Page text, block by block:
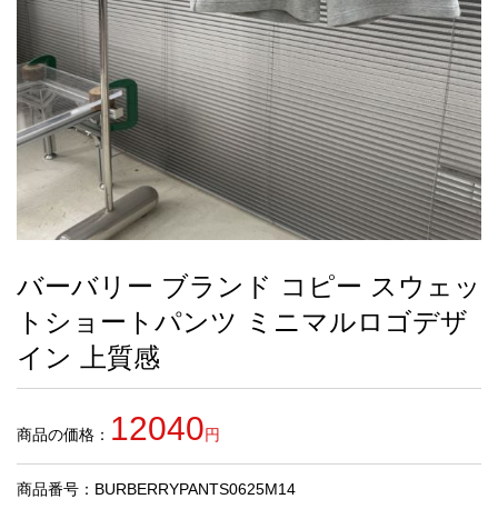
理
最
新
品
め
商
人
バーバリー ブランド コピー スウェッ
トショートパンツ ミニマルロゴデザ
イン 上質感
商品の価格： 12040円
商品番号：BURBERRYPANTS0625M14